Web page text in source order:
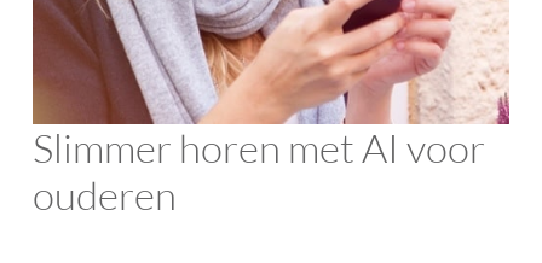
Slimmer horen met AI voor
ouderen